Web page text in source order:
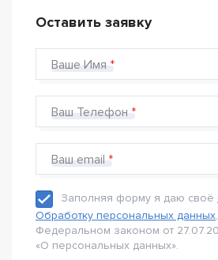
Оставить заявку
Ваше Имя
Ваш Телефон
Ваш email
Заполняя форму я даю своё
Обработку персональных данных
Федеральном законом от
«О персональных данных».